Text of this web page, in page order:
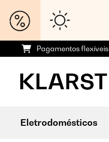
Pagamentos flexíveis
Eletrodomésticos